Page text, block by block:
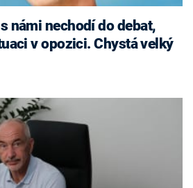
námi nechodí do debat,
v opozici. Chystá velký